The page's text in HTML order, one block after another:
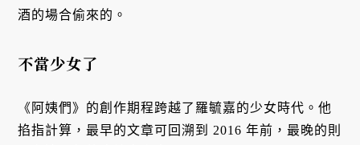
酒的場合偷來的。
不當少女了
《阿姨們》的創作期程跨越了羅毓嘉的少女時代。他
掐指計算，最早的文章可回溯到 2016 年前，最晚的則